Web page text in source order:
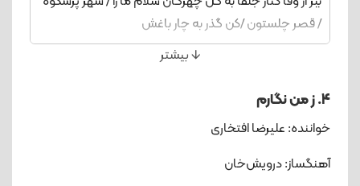
/ قصر چلستون /کن گذر به چار باغش
گر شد از کفت‌ / یار بی‌وفا / کن کنار پل سراغش
بنشین درکریاس، یاد شاه عباس، بستان از دلبر می / بستان
بتی دلستان، همدم بودن، محرم بودن، با هم بودن
🡫 بیشتر
4. ز من نگارم
خواننده: علیرضا افتخاری
آهنگساز: درویش‌خان